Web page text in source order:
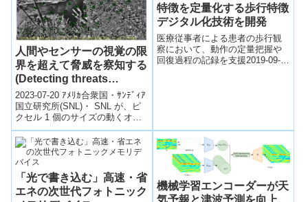
人間やセンサーの視覚の限
界を超えて脅威を察知する
(Detecting threats
beyond the limits of
human, sensor sight )
2023-07-20 ｱﾒﾘｶ合衆国・ｻﾝﾃﾞｨｱ
国立研究所(SNL)・ SNL が、ピ
クセル 1 個のサイズの動くオブ
ジェクトを特定・追跡・検出す
る、Mult...
特徴を定量化する歩行特徴
デジタル化技術を開発
医療従事者による患者の歩行観
察において、動作の定量把握や
回復過程の記録を支援2019-09-
「光で書き込む」高速・省
エネの次世代フォトニック
機械学習エンコーダーが天
気予報と津波予測を向上